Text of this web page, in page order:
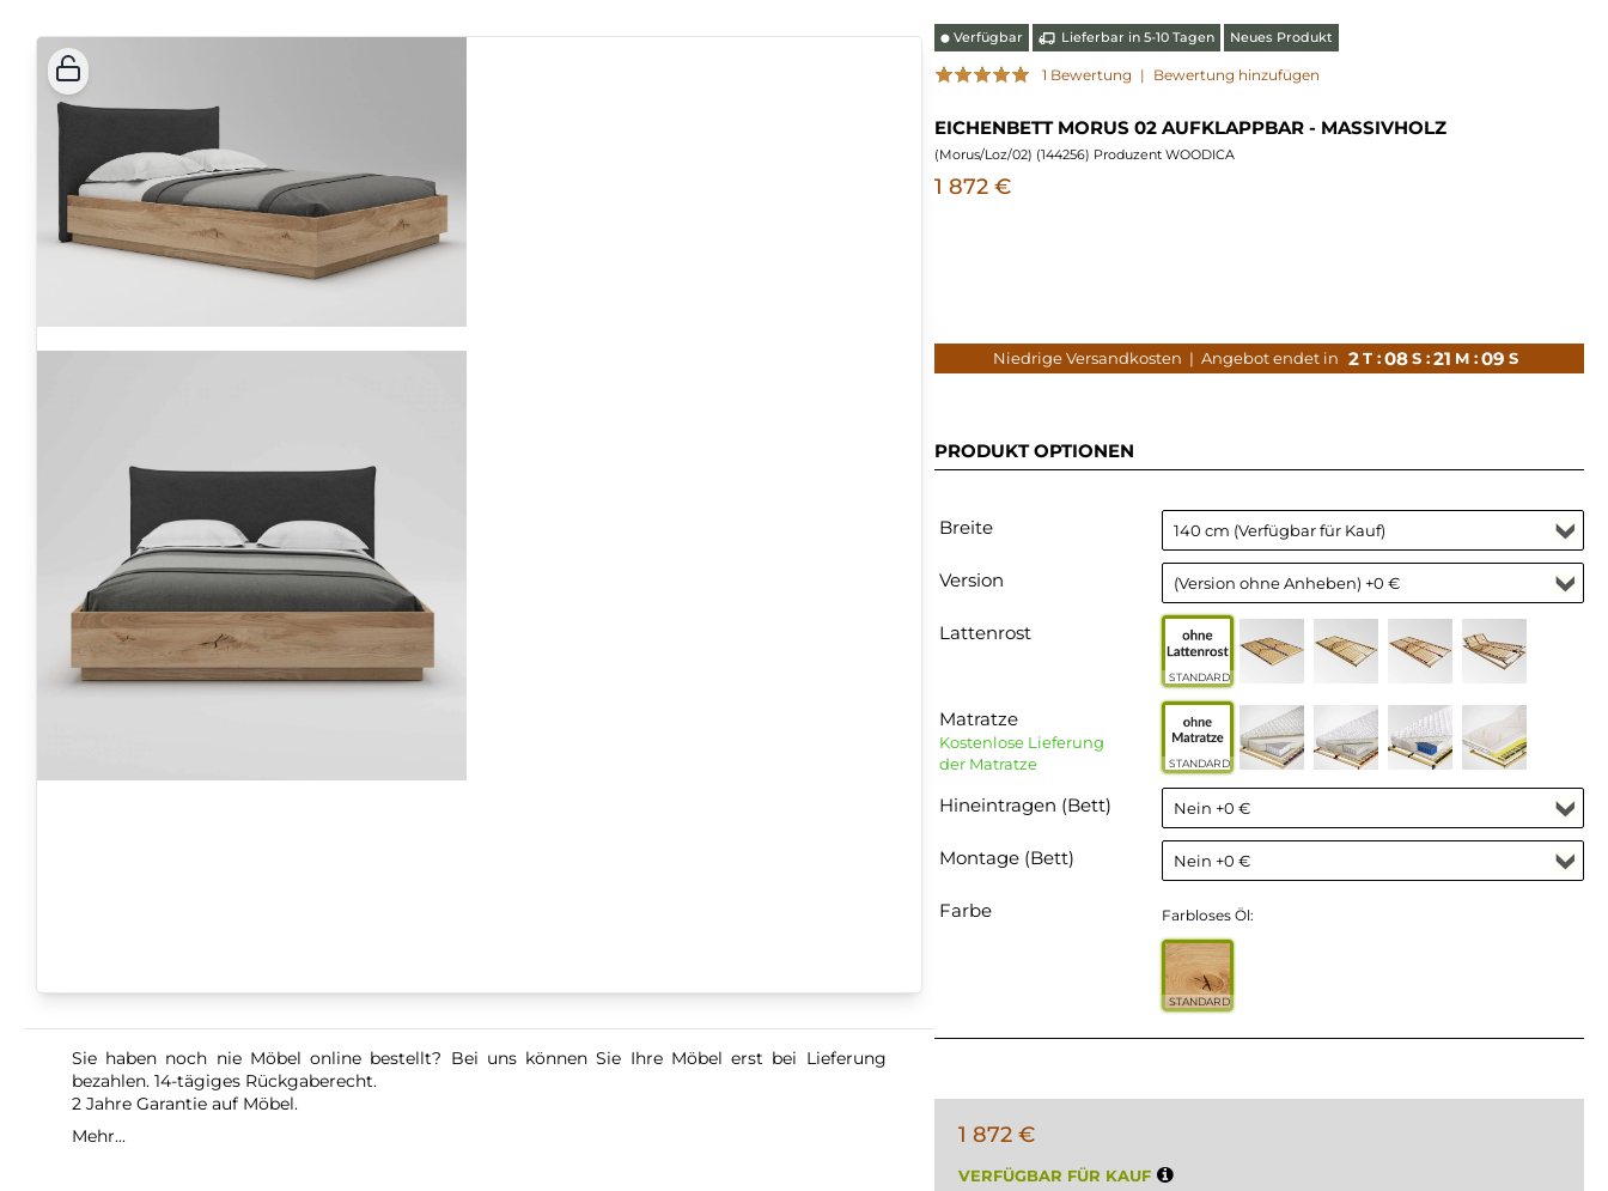
Sie haben noch nie Möbel online bestellt? Bei uns können Sie Ihre Möbel erst bei Lieferung
bezahlen. 14-tägiges Rückgaberecht.
2 Jahre Garantie auf Möbel.
Mehr...
⬤Verfügbar Lieferbar in 5-10 Tagen Neues Produkt
1 Bewertung | Bewertung hinzufügen
EICHENBETT MORUS 02 AUFKLAPPBAR - MASSIVHOLZ
(Morus/Loz/02) (144256) Produzent WOODICA
1 872 €
Niedrige Versandkosten | Angebot endet in 2 T : 08 S : 21 M : 08 S
PRODUKT OPTIONEN
Breite
Version
Lattenrost
STANDARD
Matratze
Kostenlose Lieferung
der Matratze
STANDARD
Hineintragen (Bett)
Montage (Bett)
Farbe Farbloses Öl:
STANDARD
1 872 €
VERFÜGBAR FÜR KAUF